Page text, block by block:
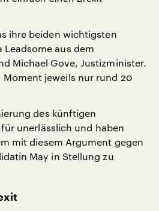
ihre beiden wichtigsten
aus dem
Michael Gove, Justizminister.
jeweils nur rund 20
des künftigen
unerlässlich und haben
mit diesem Argument gegen
May in Stellung zu